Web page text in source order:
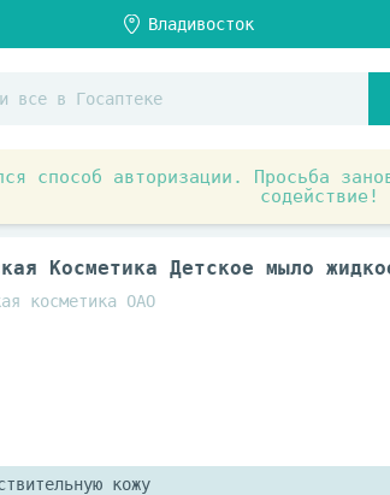
способ авторизации. Просьба
содействие!
Детская косметика и гигиена,
Косметика Детское мыло
косметика ОАО
кожу